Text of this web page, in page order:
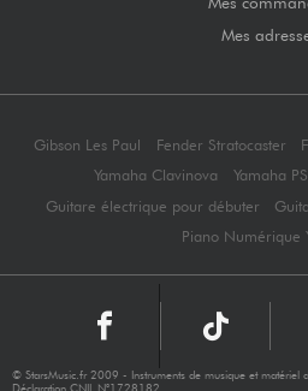
Mes
Gibson Les Paul Fender Stratocaster
Yamaha Clavinova
Yamaha
Guitare électrique pour débuter
Piano Numérique
© StarsMusic.fr 2009 - Instruments de musique et matériel